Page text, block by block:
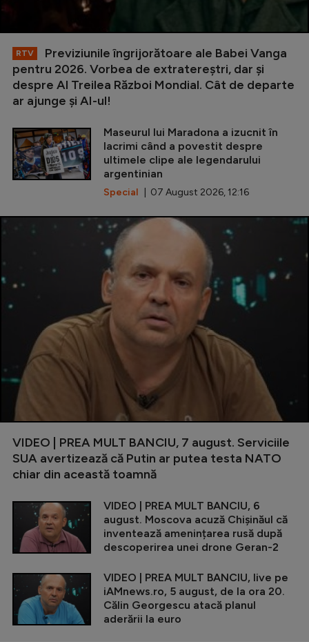
RTV
Previziunile îngrijorătoare ale Babei Vanga
pentru 2026. Vorbea de extratereștri, dar și
despre Al Treilea Război Mondial. Cât de departe
ar ajunge și AI-ul!
Maseurul lui Maradona a izucnit în
lacrimi când a povestit despre
ultimele clipe ale legendarului
argentinian
Special | 07 August 2026, 12:16
VIDEO | PREA MULT BANCIU, 7 august. Serviciile
SUA avertizează că Putin ar putea testa NATO
chiar din această toamnă
VIDEO | PREA MULT BANCIU, 6
august. Moscova acuză Chișinăul că
inventează amenințarea rusă după
descoperirea unei drone Geran-2
VIDEO | PREA MULT BANCIU, live pe
iAMnews.ro, 5 august, de la ora 20.
Călin Georgescu atacă planul
aderării la euro